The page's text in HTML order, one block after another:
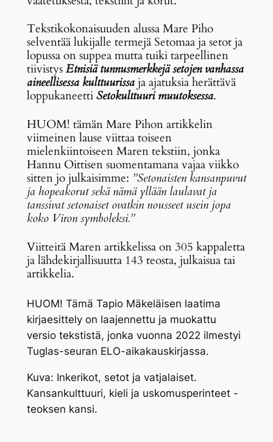
Tekstikokonaisuuden alussa Mare Piho
selventää lukijalle termejä Setomaa ja setot ja
lopussa on suppea mutta tuiki tarpeellinen
tiivistys Etnisiä tunnusmerkkejä setojen vanhassa
aineellisessa kulttuurissaja ajatuksia herättävä
loppukaneetti Setokulttuuri muutoksessa.
HUOM! tämän Mare Pihon artikkelin
viimeinen lause viittaa toiseen
mielenkiintoiseen Maren tekstiin, jonka
Hannu Oittisen suomentamana vajaa viikko
sitten jo julkaisimme: ”Setonaisten kansanpuvut
ja hopeakorut sekä nämä yllään laulavat ja
tanssivat setonaiset ovatkin nousseet usein jopa
koko Viron symboleksi.”
Viitteitä Maren artikkelissa on 305 kappaletta
ja lähdekirjallisuutta 143 teosta, julkaisua tai
artikkelia.
HUOM! Tämä Tapio Mäkeläisen laatima
kirjaesittely on laajennettu ja muokattu
versio tekstistä, jonka vuonna 2022 ilmestyi
Tuglas-seuran ELO-aikakauskirjassa.
Kuva: Inkerikot, setot ja vatjalaiset.
Kansankulttuuri, kieli ja uskomusperinteet -
teoksen kansi.